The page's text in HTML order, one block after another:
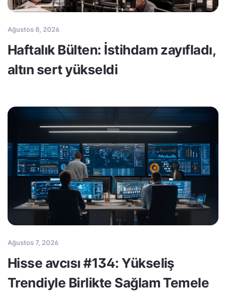
Ağustos 8, 2026
Haftalık Bülten: İstihdam zayıfladı,
altın sert yükseldi
Ağustos 7, 2026
Hisse avcısı #134: Yükseliş
Trendiyle Birlikte Sağlam Temele